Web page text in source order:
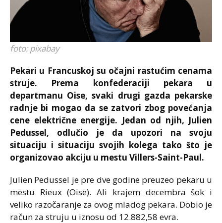
foto: pixabay
Pekari u Francuskoj su očajni rastućim cenama
struje. Prema konfederaciji pekara u
departmanu Oise, svaki drugi gazda pekarske
radnje bi mogao da se zatvori zbog povećanja
cene električne energije. Jedan od njih, Julien
Pedussel, odlučio je da upozori na svoju
situaciju i situaciju svojih kolega tako što je
organizovao akciju u mestu Villers-Saint-Paul.
Julien Pedussel je pre dve godine preuzeo pekaru u
mestu Rieux (Oise). Ali krajem decembra šok i
veliko razočaranje za ovog mladog pekara. Dobio je
račun za struju u iznosu od 12.882,58 evra.